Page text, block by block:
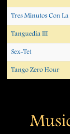
Tres Minutos Con
Tanguedia III
Sex-Tet
Tango Zero Hour